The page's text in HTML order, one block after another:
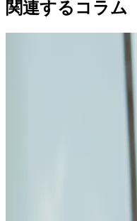
関連するコラム